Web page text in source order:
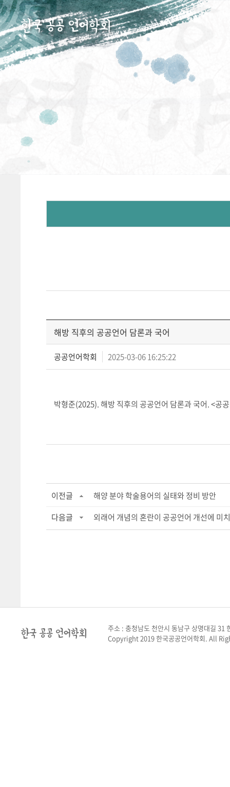
해방 직후의 공공언어 담론과 국어
공공언어학회 2025-03-06 16:25:22
박형준(2025). 해방 직후의 공공언어 담론과 국어. <공
이전글
해양 분야 학술용어의 실태와 정비 방안
다음글
외래어 개념의 혼란이 공공언어 개선에 미
주소 : 충청남도 천안시 동남구 상명대길
Copyright 2019 한국공공언어학회. All